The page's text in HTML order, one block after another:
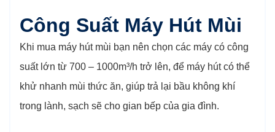
Công Suất Máy Hút Mùi
Khi mua máy hút mùi bạn nên chọn các máy có công
suất lớn từ 700 – 1000m³/h trở lên, để máy hút có thể
khử nhanh mùi thức ăn, giúp trả lại bầu không khí
trong lành, sạch sẽ cho gian bếp của gia đình.